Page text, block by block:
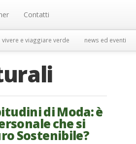
Contatti
vivere e viaggiare verde news ed eventi
di Moda: è
che si
Sostenibile?